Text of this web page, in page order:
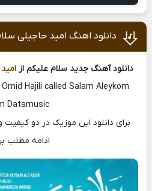
دانلود اهنگ امید حاجیلی
دانلود آهنگ جدید سلام علیکم از
Hajili called Salam Aleykom
Datamusic
برای دانلود این موزیک در دو
ادامه مطلب